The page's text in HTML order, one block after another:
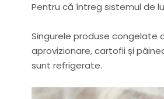
Pentru că întreg sistemul de
Singurele produse congelate
aprovizionare, cartofii și
sunt refrigerate.